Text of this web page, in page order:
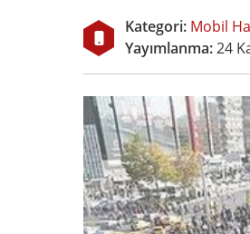
Kategori: Mobil
Yayımlanma:24